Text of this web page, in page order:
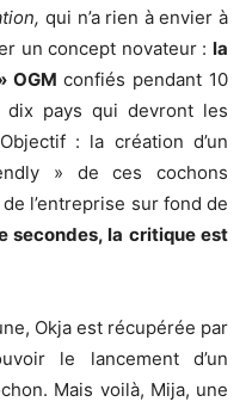
qui n’a rien à envier à
un concept novateur : la
OGM confiés pendant 10
pays qui devront les
: la création d’un
» de ces cochons
l’entreprise sur fond de
secondes, la critique est
Okja est récupérée par
le lancement d’un
Mais voilà, Mija, une